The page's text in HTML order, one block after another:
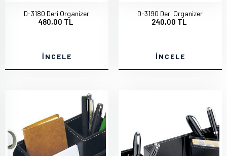
D-3180 Deri Organizer
480,00 TL
İNCELE
D-3190 Deri Organizer
240,00 TL
İNCELE